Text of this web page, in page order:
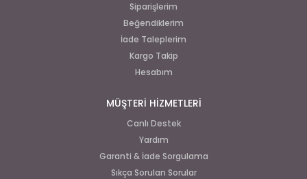
Siparişlerim
Beğendiklerim
İade Taleplerim
Kargo Takip
Hesabım
MÜŞTERİ HİZMETLERİ
Canlı Destek
Yardım
Garanti & İade Sorgulama
Sıkça Sorulan Sorular